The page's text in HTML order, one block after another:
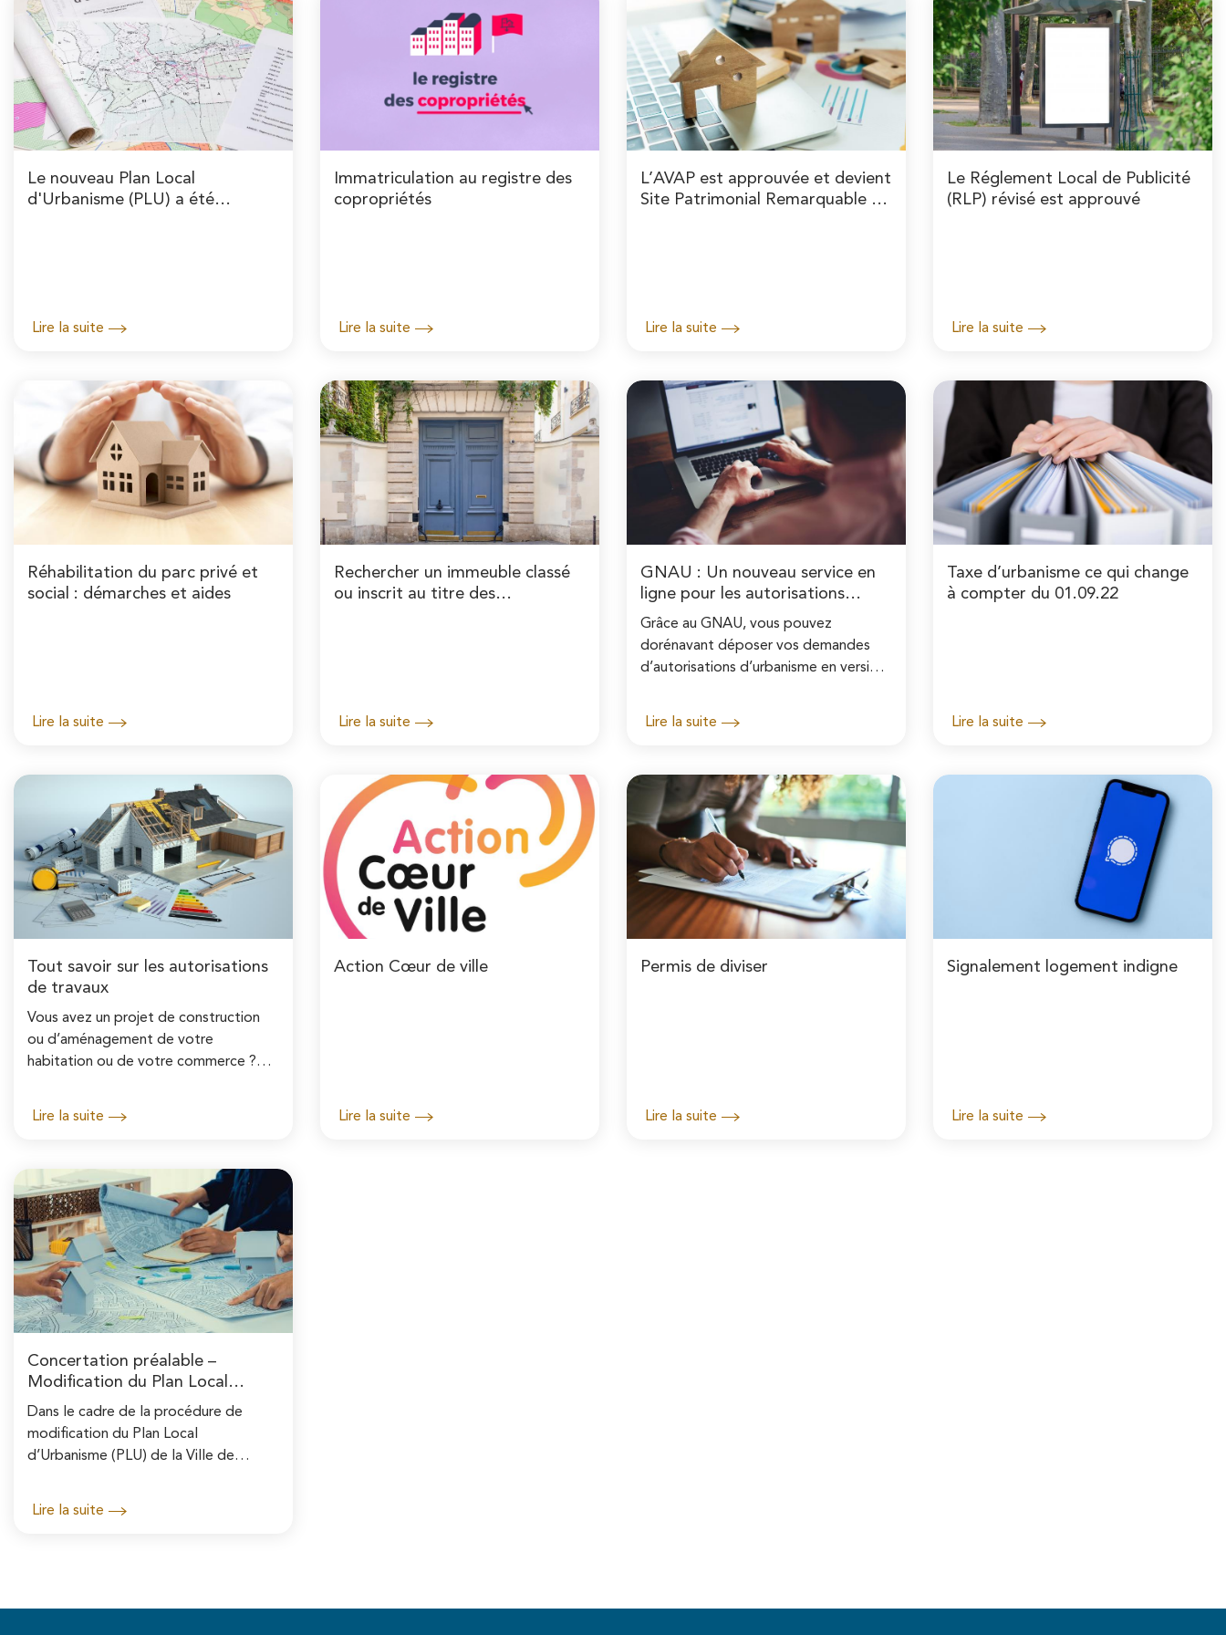
c
a
A
r
i
a
n
Le nouveau Plan Local
d'Urbanisme (PLU) a été
Lire la suite
Immatriculation au registre des
copropriétés
Lire la suite
L’AVAP est approuvée et devient
Site Patrimonial Remarquable de
Lire la suite
Le Réglement Local de Publicité
(RLP) révisé est approuvé
Lire la suite
Réhabilitation du parc privé et
social : démarches et aides
Lire la suite
Rechercher un immeuble classé
ou inscrit au titre des
Lire la suite
GNAU : Un nouveau service en
ligne pour les autorisations
d'urbanisme
Grâce au GNAU, vous pouvez
dorénavant déposer vos demandes
d’autorisations d’urbanisme en version
Lire la suite
Taxe d’urbanisme ce qui change
à compter du 01.09.22
Lire la suite
Tout savoir sur les autorisations
de travaux
Vous avez un projet de construction
ou d’aménagement de votre
habitation ou de votre commerce ?
Lire la suite
Action Cœur de ville
Lire la suite
Permis de diviser
Lire la suite
Signalement logement indigne
Lire la suite
Concertation préalable –
Modification du Plan Local
d'Urbanisme (PLU)
Dans le cadre de la procédure de
modification du Plan Local
d’Urbanisme (PLU) de la Ville de
Lire la suite